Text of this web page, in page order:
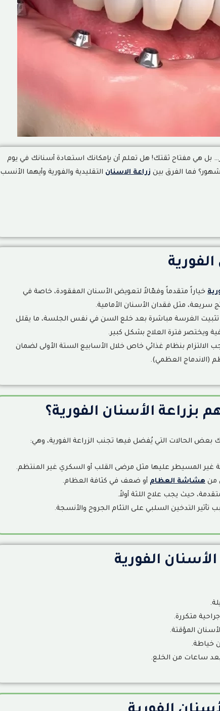
بل هي مفتاح ثقتك! هل تعلم أن بإمكانك استعادة أسنانك في يوم
فما الفرق بين زراعة الاسنان التقليدية والفورية وأيهما الأنسب
خياراً متقدماً وفعّالاً لتعويض الأسنان المفقودة، خاصة في
سريعة، مثل فقدان الأسنان الأمامية.
تثبيت الغرسة مباشرة بعد خلع السن في نفس الجلسة، ما يقلل
ويختصر فترة العلاج بشكل كبير.
الالتزام بنظام غذائي خاص خلال الأسابيع الستة الأولى لضمان
(الاندماج العظمي).
بزراعة الأسنان الفورية؟
بعض الحالات التي يُفضل فيها تجنب الزراعة الفورية، وهي:
غير المسيطر عليها مثل مرضى القلب أو السكري غير المنتظم.
من هشاشة العظام أو ضعف في كثافة العظام.
حيث يجب علاج اللثة أولاً.
تأثير التدخين السلبي على التئام الجروح والأنسجة.
الفورية
.
متكررة.
المؤقتة.
خياطة.
ساعات من الخلع.